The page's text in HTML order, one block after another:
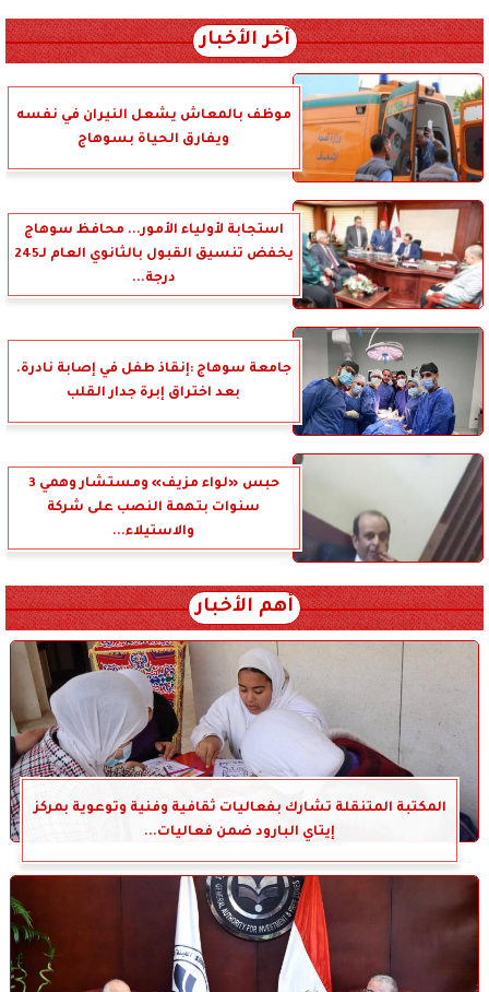
آخر الأخبار
موظف بالمعاش يشعل النيران في نفسه
ويفارق الحياة بسوهاج
استجابة لأولياء الأمور... محافظ سوهاج
يخفض تنسيق القبول بالثانوي العام لـ245
درجة...
جامعة سوهاج :إنقاذ طفل في إصابة نادرة.
بعد اختراق إبرة جدار القلب
حبس «لواء مزيف» ومستشار وهمي 3
سنوات بتهمة النصب على شركة
والاستيلاء...
أهم الأخبار
المكتبة المتنقلة تشارك بفعاليات ثقافية وفنية وتوعوية بمركز
إيتاي البارود ضمن فعاليات...